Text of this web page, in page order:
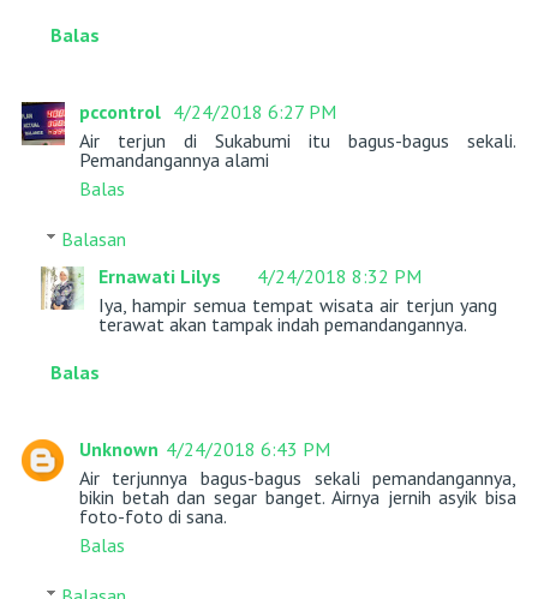
Balas
pccontrol 4/24/2018 6:27 PM
Air terjun di Sukabumi itu bagus-bagus sekali.
Pemandangannya alami
Balas
Balasan
Ernawati Lilys
4/24/2018 8:32 PM
Iya, hampir semua tempat wisata air terjun yang
terawat akan tampak indah pemandangannya.
Balas
Unknown 4/24/2018 6:43 PM
Air terjunnya bagus-bagus sekali pemandangannya,
bikin betah dan segar banget. Airnya jernih asyik bisa
foto-foto di sana.
Balas